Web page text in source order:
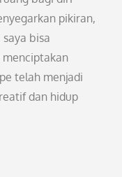
pikiran,
bisa
telah menjadi
dan hidup